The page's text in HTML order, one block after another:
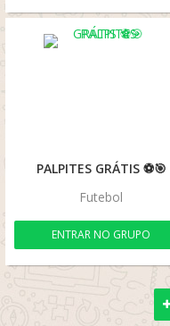
PALPITES GRÁTIS ⚽🎯
Futebol
ENTRAR NO GRUPO